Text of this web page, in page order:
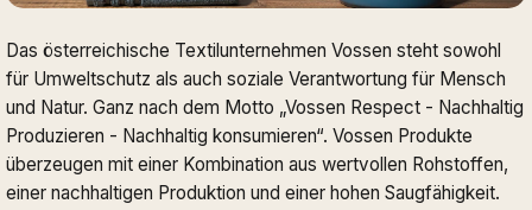
Das österreichische Textilunternehmen Vossen steht sowohl
für Umweltschutz als auch soziale Verantwortung für Mensch
und Natur. Ganz nach dem Motto „Vossen Respect - Nachhaltig
Produzieren - Nachhaltig konsumieren“. Vossen Produkte
überzeugen mit einer Kombination aus wertvollen Rohstoffen,
einer nachhaltigen Produktion und einer hohen Saugfähigkeit.